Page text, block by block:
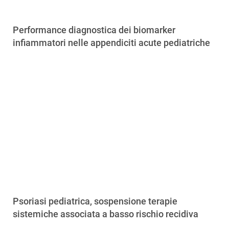
Performance diagnostica dei biomarker
infiammatori nelle appendiciti acute pediatriche
Psoriasi pediatrica, sospensione terapie
sistemiche associata a basso rischio recidiva